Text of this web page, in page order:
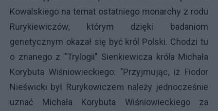
Kowalskiego na temat ostatniego monarchy z rodu
Rurykiewiczów, którym dzięki badaniom
genetycznym okazał się być król Polski. Chodzi tu
o znanego z "Trylogii" Sienkiewicza króla Michała
Korybuta Wiśniowieckiego: "Przyjmując, iż Fiodor
Nieświcki był Rurykowiczem należy jednocześnie
uznać Michała Korybuta Wiśniowieckiego za